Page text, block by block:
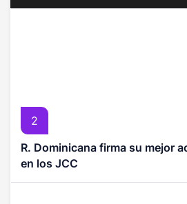
2
R. Dominicana firma su mejor
en los JCC